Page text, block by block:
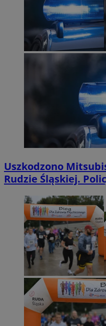
Uszkodzono
Rudzie Śląskiej.